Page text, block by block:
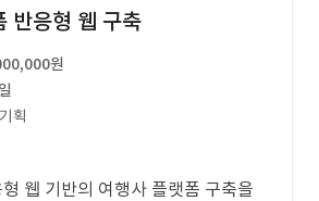
반응형 웹 구축
원
획
웹 기반의 여행사 플랫폼 구축을